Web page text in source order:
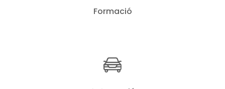
Formació